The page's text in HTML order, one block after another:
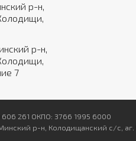
р-н,
р-н,
7
261 ОКПО: 3766 1995 6000
р-н, Колодищанский с/с,